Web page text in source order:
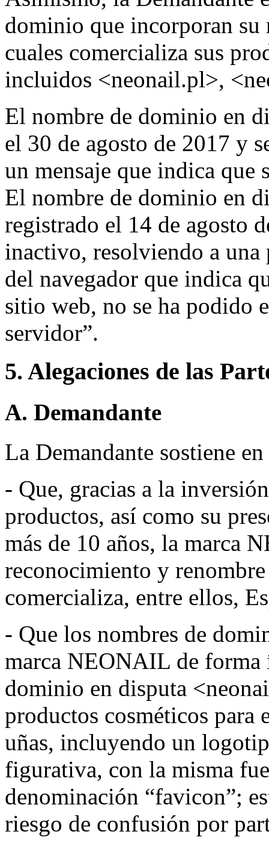
dominio que incorporan
cuales comercializa sus
incluidos <neonail.pl>,
El nombre de dominio en
el 30 de agosto de 2017 y
un mensaje que indica que
El nombre de dominio en
registrado el 14 de agosto
inactivo, resolviendo a una
del navegador que indica
sitio web, no se ha podido
servidor”.
5. Alegaciones de las
A. Demandante
La Demandante sostiene
- Que, gracias a la
productos, así como su
más de 10 años, la marca
reconocimiento y
comercializa, entre ellos,
- Que los nombres de
marca NEONAIL de forma
dominio en disputa
productos cosméticos para
uñas, incluyendo un
figurativa, con la misma
denominación “favicon”;
riesgo de confusión por